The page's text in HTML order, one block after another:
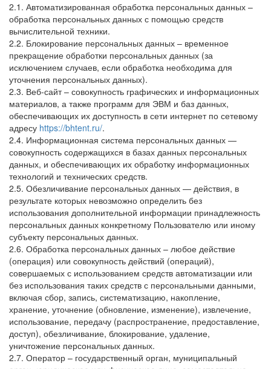
2.1. Автоматизированная обработка персональных данных –
обработка персональных данных с помощью средств
вычислительной техники.
2.2. Блокирование персональных данных – временное
прекращение обработки персональных данных (за
исключением случаев, если обработка необходима для
уточнения персональных данных).
2.3. Веб-сайт – совокупность графических и информационных
материалов, а также программ для ЭВМ и баз данных,
обеспечивающих их доступность в сети интернет по сетевому
адресу https://bhtent.ru/.
2.4. Информационная система персональных данных —
совокупность содержащихся в базах данных персональных
данных, и обеспечивающих их обработку информационных
технологий и технических средств.
2.5. Обезличивание персональных данных — действия, в
результате которых невозможно определить без
использования дополнительной информации принадлежность
персональных данных конкретному Пользователю или иному
субъекту персональных данных.
2.6. Обработка персональных данных – любое действие
(операция) или совокупность действий (операций),
совершаемых с использованием средств автоматизации или
без использования таких средств с персональными данными,
включая сбор, запись, систематизацию, накопление,
хранение, уточнение (обновление, изменение), извлечение,
использование, передачу (распространение, предоставление,
доступ), обезличивание, блокирование, удаление,
уничтожение персональных данных.
2.7. Оператор – государственный орган, муниципальный